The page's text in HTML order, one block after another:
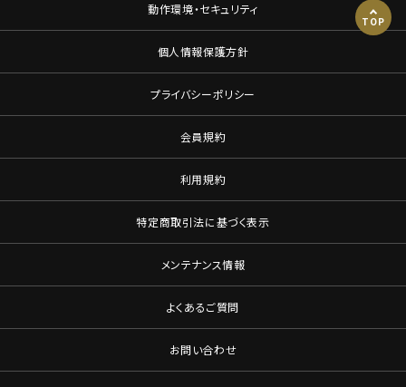
動作環境・セキュリティ
個人情報保護方針
プライバシーポリシー
会員規約
利用規約
特定商取引法に基づく表示
メンテナンス情報
よくあるご質問
お問い合わせ
TOP